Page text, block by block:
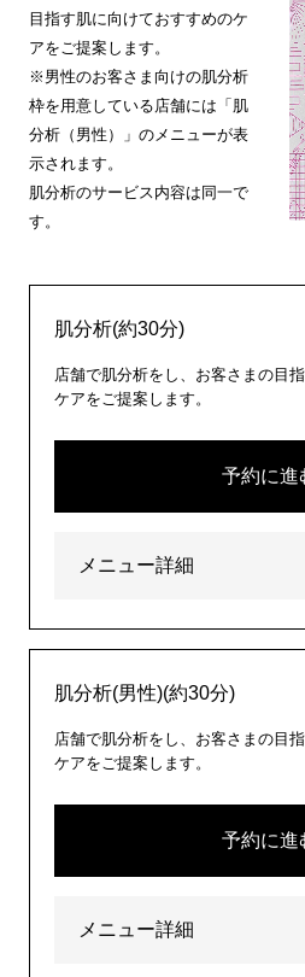
目指す肌に向けておすすめのケ
アをご提案します。
※男性のお客さま向けの肌分析
枠を用意している店舗には「肌
分析（男性）」のメニューが表
示されます。
肌分析のサービス内容は同一で
す。
肌分析(約30分)
店舗で肌分析をし、お客さまの目
ケアをご提案します。
予約に進
メニュー詳細
肌分析(男性)(約30分)
店舗で肌分析をし、お客さまの目
ケアをご提案します。
予約に進
メニュー詳細